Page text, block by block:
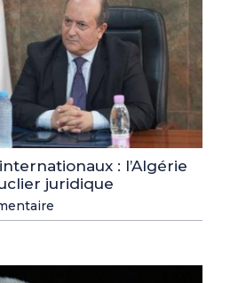
: l’Algérie
juridique